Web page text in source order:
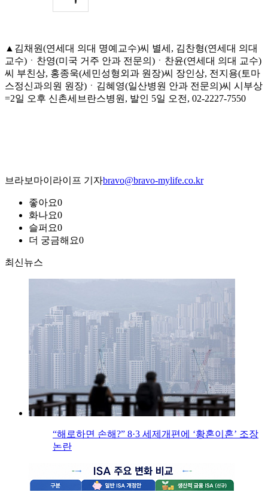
▲김채원(연세대 의대 명예교수)씨 별세, 김찬형(연세대 의대
교수)ㆍ찬영(미국 거주 안과 전문의)ㆍ찬윤(연세대 의대 교수)
씨 부친상, 홍종욱(세민성형외과 원장)씨 장인상, 전지용(토마
스정신과의원 원장)ㆍ김혜영(일산병원 안과 전문의)씨 시부상
=2일 오후 신촌세브란스병원, 발인 5일 오전, 02-2227-7550
브라보마이라이프 기자bravo@bravo-mylife.co.kr
좋아요0
화나요0
슬퍼요0
더 궁금해요0
최신뉴스
“해로하면 손해?” 8·3 세제개편에 ‘황혼이혼’ 조장
논란